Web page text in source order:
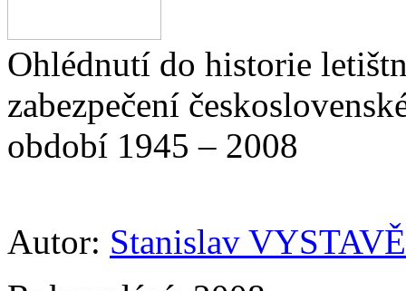
Ohlédnutí do historie
zabezpečení
období 1945 – 2008
Autor: Stanislav